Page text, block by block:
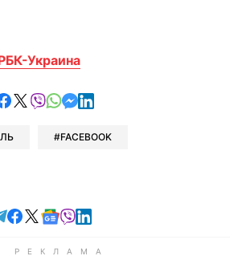
Украина
в Telegram
поделиться в Facebook
поделиться в X
отправить в Viber
отправить в Whatsapp
отправить в Messenger
отправить в LinkedIn
FACEBOOK
Читайте в Telegram
Читайте в Facebook
Читайте в X
Читайте в Google news
Читайте в Viber
Читайте в LinkedIn